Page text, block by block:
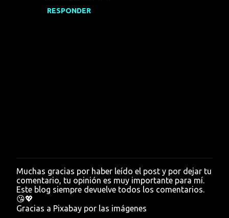
RESPONDER
P
u
b
l
i
Muchas gracias por haber leído el post y por dejar tu
comentario, tu opinión es muy importante para mí.
Este blog siempre devuelve todos los comentarios.
😘💖
Gracias a Pixabay por las imágenes